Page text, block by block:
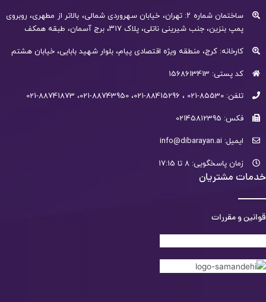
ساختمان شماره ۲: تهران، خیابان سهروردی شمالی، بالاتر از مطهری، روبروی
پمپ بنزین، جنب شیرینی ناتلی، پلاک ۳۱۷، برج آسمان، طبقه همکف
کارخانه: کرج، منطقه ویژه اقتصادی پیام، بلوار شهید بابایی، خیابان هشتم
کد پستی: 1568613413
تلفن: 85530-021 ، 88415296-021، 88743950-021، 88741873-021
فکس: 02145812395
ایمیل: info@dibarayan.ai
زمان پاسخگویی: 8 تا 17:15
خدمات مشتریان
قوانین و مقررات